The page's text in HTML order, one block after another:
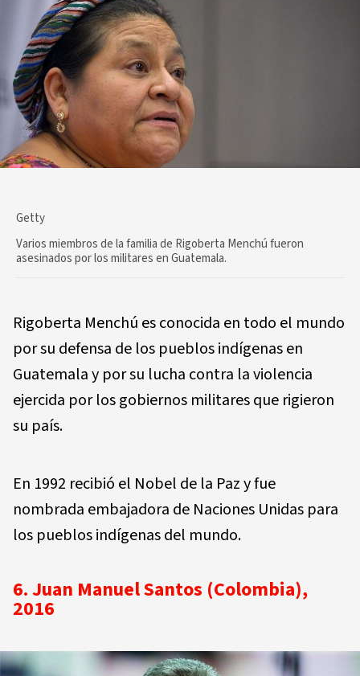
Getty
Varios miembros de la familia de Rigoberta Menchú fueron
asesinados por los militares en Guatemala.
Rigoberta Menchú es conocida en todo el mundo
por su defensa de los pueblos indígenas en
Guatemala y por su lucha contra la violencia
ejercida por los gobiernos militares que rigieron
su país.
En 1992 recibió el Nobel de la Paz y fue
nombrada embajadora de Naciones Unidas para
los pueblos indígenas del mundo.
6. Juan Manuel Santos (Colombia),
2016